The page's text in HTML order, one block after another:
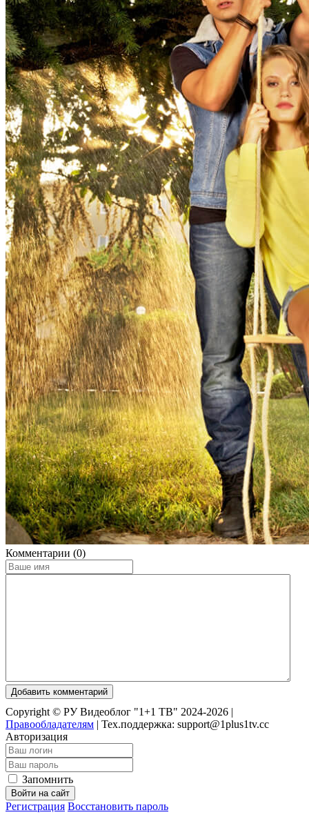
Комментарии (0)
Добавить комментарий
Copyright © РУ Видеоблог "1+1 ТВ" 2024-2026 |
Правообладателям | Тех.поддержка: support@1plus1tv.cc
Авторизация
Запомнить
Войти на сайт
Регистрация Восстановить пароль